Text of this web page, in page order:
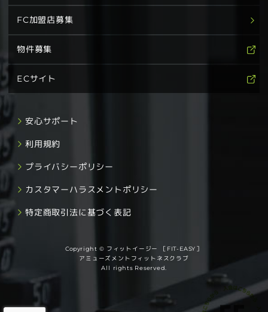
FC加盟店募集
物件募集
ECサイト
安心サポート
利用規約
プライバシーポリシー
カスタマーハラスメントポリシー
特定商取引法に基づく表記
Copyright © フィットイージー ［FIT-EASY］
アミューズメントフィットネスクラブ
All rights Reserved.